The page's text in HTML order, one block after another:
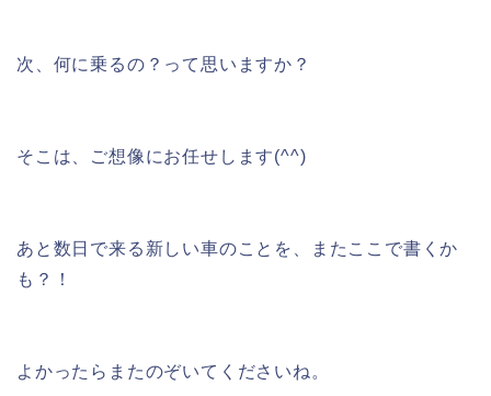
次、何に乗るの？って思いますか？
そこは、ご想像にお任せします(^^)
あと数日で来る新しい車のことを、またここで書くか
も？！
よかったらまたのぞいてくださいね。